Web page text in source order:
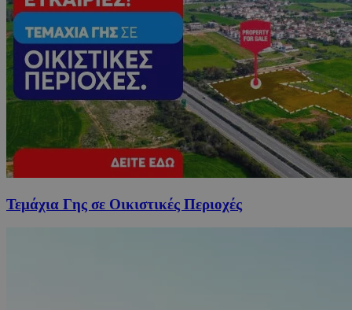
Τεμάχια Γης σε Οικιστικές Περιοχές